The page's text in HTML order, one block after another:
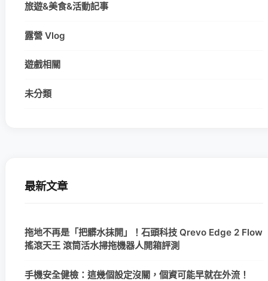
旅遊&美食&活動記事
露營 Vlog
遊戲相關
未分類
最新文章
拖地不再是「把髒水抹開」！石頭科技 Qrevo Edge 2 Flow
搖滾天王 滾筒活水掃拖機器人開箱評測
手機安全健檢：這幾個設定沒關，個資可能早就在外流！